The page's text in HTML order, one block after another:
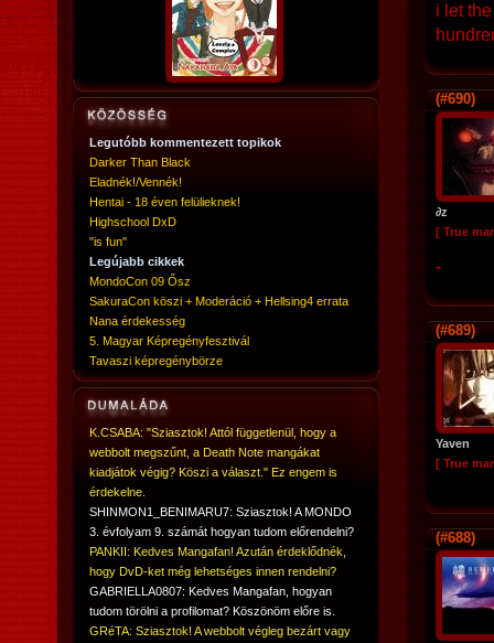
Legutóbb kommentezett topikok
Darker Than Black
Eladnék!/Vennék!
Hentai - 18 éven felülieknek!
Highschool DxD
"is fun"
Legújabb cikkek
MondoCon 09 Ősz
SakuraCon köszi + Moderáció + Hellsing4 errata
Nana érdekesség
5. Magyar Képregényfesztivál
Tavaszi képregénybörze
K.CSABA: "Sziasztok! Attól függetlenül, hogy a
webbolt megszűnt, a Death Note mangákat
kiadjátok végig? Köszi a választ." Ez engem is
érdekelne.
SHINMON1_BENIMARU7: Sziasztok! A MONDO
3. évfolyam 9. számát hogyan tudom előrendelni?
PANKII: Kedves Mangafan! Azután érdeklődnék,
hogy DvD-ket még lehetséges innen rendelni?
GABRIELLA0807: Kedves Mangafan, hogyan
tudom törölni a profilomat? Köszönöm előre is.
GRéTA: Sziasztok! A webbolt végleg bezárt vagy
i let
(#690)
∂z
[ True
-
(#689)
Yaven
[ True
(#688)